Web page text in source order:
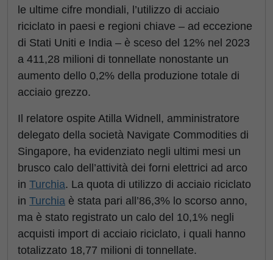
le ultime cifre mondiali, l’utilizzo di acciaio
riciclato in paesi e regioni chiave – ad eccezione
di Stati Uniti e India – è sceso del 12% nel 2023
a 411,28 milioni di tonnellate nonostante un
aumento dello 0,2% della produzione totale di
acciaio grezzo.
Il relatore ospite Atilla Widnell, amministratore
delegato della società Navigate Commodities di
Singapore, ha evidenziato negli ultimi mesi un
brusco calo dell’attività dei forni elettrici ad arco
in Turchia. La quota di utilizzo di acciaio riciclato
in Turchia è stata pari all’86,3% lo scorso anno,
ma è stato registrato un calo del 10,1% negli
acquisti import di acciaio riciclato, i quali hanno
totalizzato 18,77 milioni di tonnellate.